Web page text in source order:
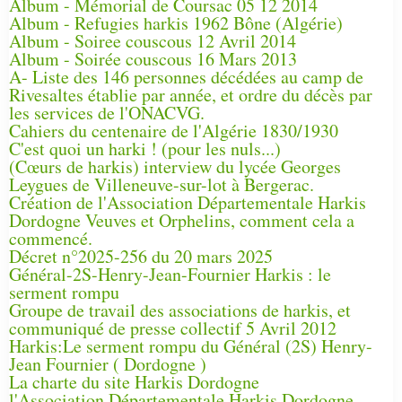
Album - Mémorial de Coursac 05 12 2014
Album - Refugies harkis 1962 Bône (Algérie)
Album - Soiree couscous 12 Avril 2014
Album - Soirée couscous 16 Mars 2013
A- Liste des 146 personnes décédées au camp de
Rivesaltes établie par année, et ordre du décès par
les services de l'ONACVG.
Cahiers du centenaire de l'Algérie 1830/1930
C'est quoi un harki ! (pour les nuls...)
(Cœurs de harkis) interview du lycée Georges
Leygues de Villeneuve-sur-lot à Bergerac.
Création de l'Association Départementale Harkis
Dordogne Veuves et Orphelins, comment cela a
commencé.
Décret n°2025-256 du 20 mars 2025
Général-2S-Henry-Jean-Fournier Harkis : le
serment rompu
Groupe de travail des associations de harkis, et
communiqué de presse collectif 5 Avril 2012
Harkis:Le serment rompu du Général (2S) Henry-
Jean Fournier ( Dordogne )
La charte du site Harkis Dordogne